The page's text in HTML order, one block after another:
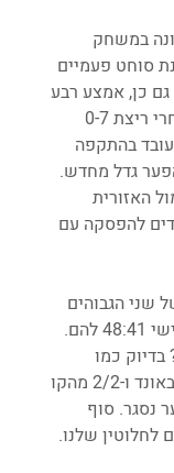
במשחק
גינת סוחט פעמיים
כן, אמצע רבע
בהתקפה
גדל מחדש.
האזורית
יורדים להפסקה עם
שני הגבוהים
של אוקראינה שיורדים לנוח. אמצע שלישי 48:41 להם.
בדיוק כמו
במשחק הקודם זה הזמן שלו. שלשה, ריבאונד ו-2/2 מהקו
נסגר. סוף